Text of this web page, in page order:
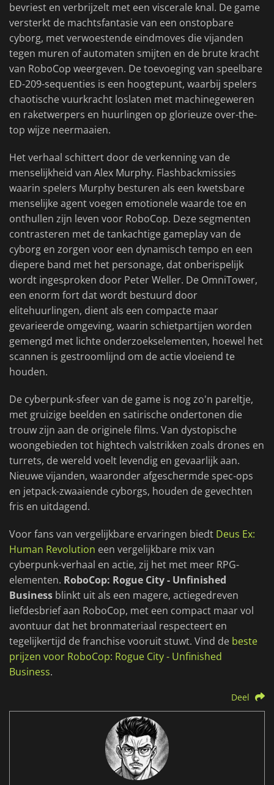
bevriest en verbrijzelt met een viscerale knal. De game
versterkt de machtsfantasie van een onstopbare
cyborg, met verwoestende eindmoves die vijanden
tegen muren of automaten smijten en de brute kracht
van RoboCop weergeven. De toevoeging van speelbare
ED-209-sequenties is een hoogtepunt, waarbij spelers
chaotische vuurkracht loslaten met machinegeweren
en raketwerpers en huurlingen op glorieuze over-the-
top wijze neermaaien.
Het verhaal schittert door de verkenning van de
menselijkheid van Alex Murphy. Flashbackmissies
waarin spelers Murphy besturen als een kwetsbare
menselijke agent voegen emotionele waarde toe en
onthullen zijn leven voor RoboCop. Deze segmenten
contrasteren met de tankachtige gameplay van de
cyborg en zorgen voor een dynamisch tempo en een
diepere band met het personage, dat onberispelijk
wordt ingesproken door Peter Weller. De OmniTower,
een enorm fort dat wordt bestuurd door
elitehuurlingen, dient als een compacte maar
gevarieerde omgeving, waarin schietpartijen worden
gemengd met lichte onderzoekselementen, hoewel het
scannen is gestroomlijnd om de actie vloeiend te
houden.
De cyberpunk-sfeer van de game is nog zo'n pareltje,
met gruizige beelden en satirische ondertonen die
trouw zijn aan de originele films. Van dystopische
woongebieden tot hightech valstrikken zoals drones en
turrets, de wereld voelt levendig en gevaarlijk aan.
Nieuwe vijanden, waaronder afgeschermde spec-ops
en jetpack-zwaaiende cyborgs, houden de gevechten
fris en uitdagend.
Voor fans van vergelijkbare ervaringen biedt Deus Ex:
Human Revolution een vergelijkbare mix van
cyberpunk-verhaal en actie, zij het met meer RPG-
elementen. RoboCop: Rogue City - Unfinished
Business blinkt uit als een magere, actiegedreven
liefdesbrief aan RoboCop, met een compact maar vol
avontuur dat het bronmateriaal respecteert en
tegelijkertijd de franchise vooruit stuwt. Vind de beste
prijzen voor RoboCop: Rogue City - Unfinished
Business.
Deel